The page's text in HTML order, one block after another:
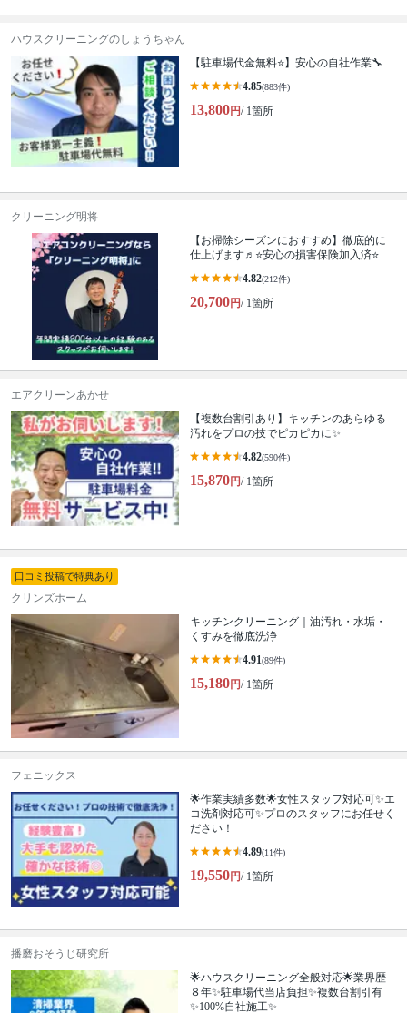
ハウスクリーニングのしょうちゃん
【駐車場代金無料⭐️】安心の自社作業🔧
4.85(883件)
13,800円/ 1箇所
クリーニング明将
【お掃除シーズンにおすすめ】徹底的に
仕上げます♬⭐️安心の損害保険加入済⭐️
4.82(212件)
20,700円/ 1箇所
エアクリーンあかせ
【複数台割引あり】キッチンのあらゆる
汚れをプロの技でピカピカに✨
4.82(590件)
15,870円/ 1箇所
口コミ投稿で特典あり
クリンズホーム
キッチンクリーニング｜油汚れ・水垢・
くすみを徹底洗浄
4.91(89件)
15,180円/ 1箇所
フェニックス
🌟作業実績多数🌟女性スタッフ対応可✨エ
コ洗剤対応可✨プロのスタッフにお任せく
ださい！
4.89(11件)
19,550円/ 1箇所
播磨おそうじ研究所
🌟ハウスクリーニング全般対応🌟業界歴
８年✨駐車場代当店負担✨複数台割引有
✨100%自社施工✨